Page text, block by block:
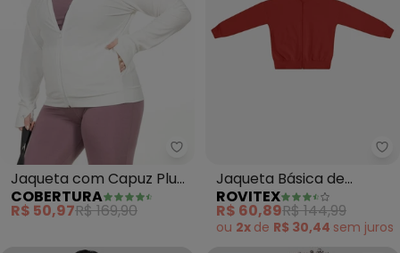
Cobertura - Jaqueta com
Jaqueta com Capuz Plus
Size (Branco)
COBERTURA
R$ 50,97R$ 169,90
Jaqueta Básica de
Moletom (Laranja)
ROVITEX
R$ 60,89R$ 144,99
ou 2x de R$ 30,44 sem juros